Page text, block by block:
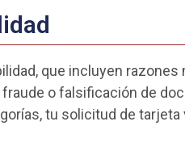
que incluyen razones
o falsificación de
tu solicitud de